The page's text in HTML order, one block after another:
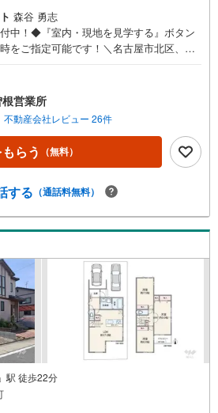
森谷 勇志
中！◆『室内・現地を見学する』ボタン
をご指定可能です！＼名古屋市北区、守
のご売却依頼を数多くいただいている不
。ネット上で分かる立地環境はもちろ
いただいたお客様に現地の生の声をもと
致します。＼平日のお住まい探しの方へ/
ご内覧・契約など平日にお住まい探しをさ
ービスをご用意しています。＼お仕事で忙
ましたら営業時間外でのご内覧もご対応
産情報が共有されているので、名古屋市
接エリアでもご内覧が可能です！ 【大曽
名城線、JR中央線「大曽根」駅徒歩1分
キッズスペースあり○定休日ございません
営業所
不動産会社レビュー 26件
らう （無料）
する （通話料無料）
駅 徒歩22分